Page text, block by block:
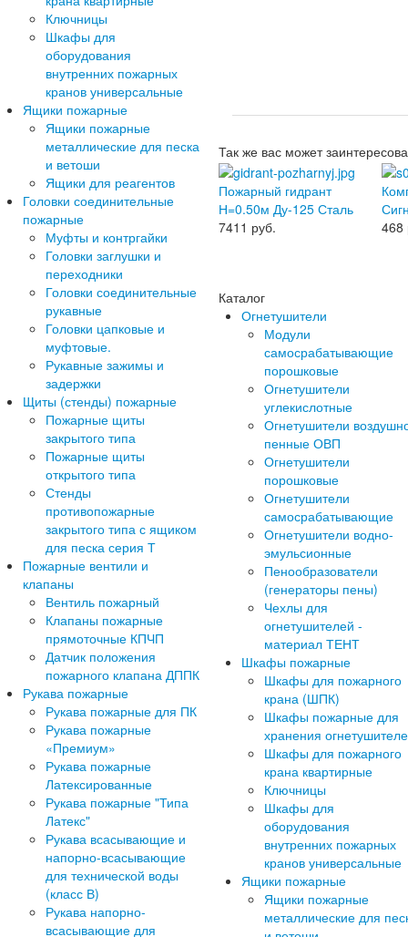
Ключницы
Шкафы для
оборудования
внутренних пожарных
кранов универсальные
Ящики пожарные
Ящики пожарные
металлические для песка
и ветоши
Ящики для реагентов
Головки соединительные
пожарные
Муфты и контргайки
Головки заглушки и
переходники
Головки соединительные
рукавные
Головки цапковые и
муфтовые.
Рукавные зажимы и
задержки
Щиты (стенды) пожарные
Пожарные щиты
закрытого типа
Пожарные щиты
открытого типа
Стенды
противопожарные
закрытого типа с ящиком
для песка серия Т
Пожарные вентили и
клапаны
Вентиль пожарный
Клапаны пожарные
прямоточные КПЧП
Датчик положения
пожарного клапана ДППК
Рукава пожарные
Рукава пожарные для ПК
Рукава пожарные
«Премиум»
Рукава пожарные
Латексированные
Рукава пожарные "Типа
Латекс"
Рукава всасывающие и
напорно-всасывающие
для технической воды
(класс В)
Рукава напорно-
всасывающие для
Так же вас может
Пожарный гидрант
Н=0.50м Ду-125 Сталь
7411 руб.
468
Каталог
Огнетушители
Модули
самосрабатывающие
порошковые
Огнетушители
углекислотные
Огнетушители
пенные ОВП
Огнетушители
порошковые
Огнетушители
самосрабатывающие
Огнетушители водно-
эмульсионные
Пенообразователи
(генераторы пены)
Чехлы для
огнетушителей -
материал ТЕНТ
Шкафы пожарные
Шкафы для пожарного
крана (ШПК)
Шкафы пожарные для
хранения
Шкафы для пожарного
крана квартирные
Ключницы
Шкафы для
оборудования
внутренних пожарных
кранов универсальные
Ящики пожарные
Ящики пожарные
металлические для